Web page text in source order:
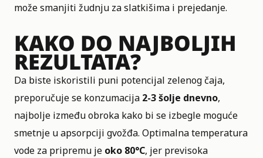
može smanjiti žudnju za slatkišima i prejedanje.
KAKO DO NAJBOLJIH
REZULTATA?
Da biste iskoristili puni potencijal zelenog čaja,
preporučuje se konzumacija 2-3 šolje dnevno,
najbolje između obroka kako bi se izbegle moguće
smetnje u apsorpciji gvožđa. Optimalna temperatura
vode za pripremu je oko 80°C, jer previsoka